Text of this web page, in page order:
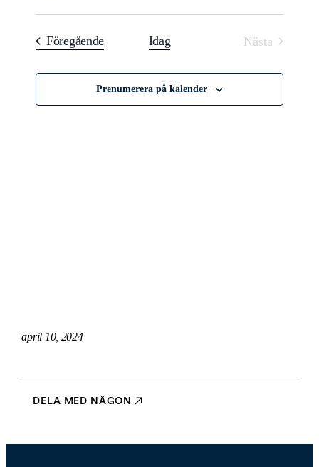
and
Views
Välj
FöregåendeEvenemang
Idag
Nästa
Prenumerera på kalender
april 10, 2024
DELA MED NÅGON